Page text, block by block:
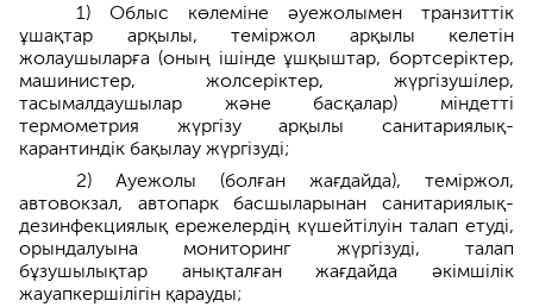
1) Облыс көлеміне әуежолымен транзиттік
ұшақтар арқылы, теміржол арқылы келетін
жолаушыларға (оның ішінде ұшқыштар, бортсеріктер,
машинистер, жолсеріктер, жүргізушілер,
тасымалдаушылар және басқалар) міндетті
термометрия жүргізу арқылы санитариялық-
карантиндік бақылау жүргізуді;
2) Ауежолы (болған жағдайда), теміржол,
автовокзал, автопарк басшыларынан санитариялық-
дезинфекциялық ережелердің күшейтілуін талап етуді,
орындалуына мониторинг жүргізуді, талап
бұзушылықтар анықталған жағдайда әкімшілік
жауапкершілігін қарауды;